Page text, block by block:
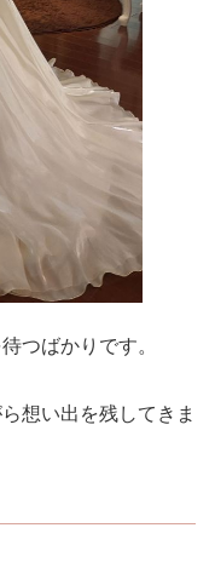
つばかりです。
想い出を残してきま